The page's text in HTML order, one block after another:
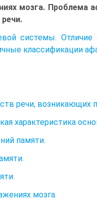
мозга. Проблема
системы. Отличие
классификации
речи, возникающих
характеристика
памяти.
мозга.